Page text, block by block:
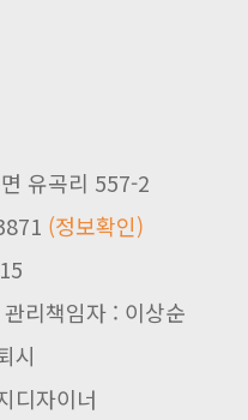
유곡리 557-2
(정보확인)
리책임자 : 이상순
시
디자이너